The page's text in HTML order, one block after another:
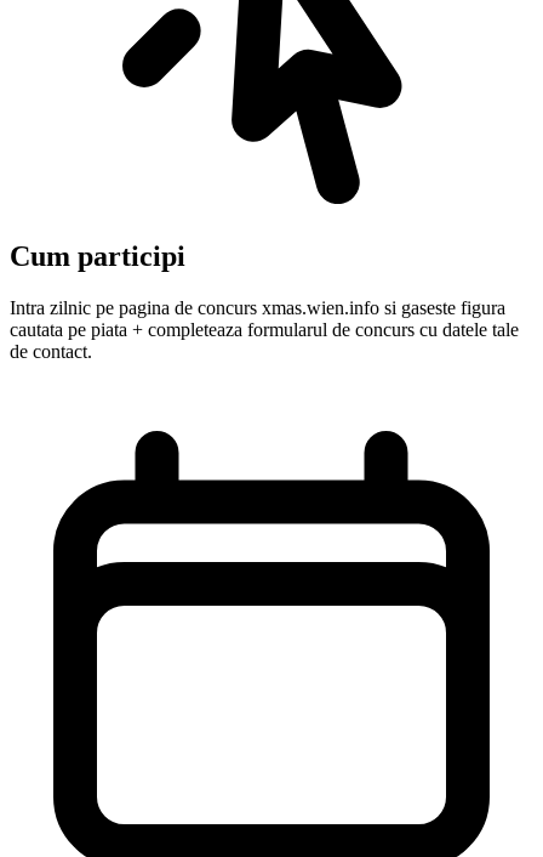
Cum participi
Intra zilnic pe pagina de concurs xmas.wien.info si gaseste figura
cautata pe piata + completeaza formularul de concurs cu datele tale
de contact.